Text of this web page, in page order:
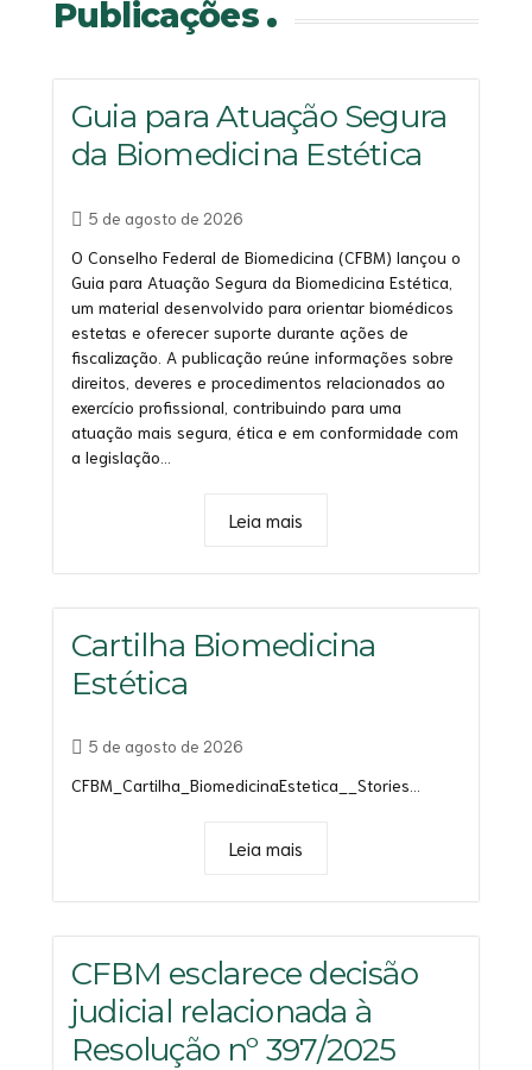
Publicações
Guia para Atuação Segura
da Biomedicina Estética
5 de agosto de 2026
O Conselho Federal de Biomedicina (CFBM) lançou o
Guia para Atuação Segura da Biomedicina Estética,
um material desenvolvido para orientar biomédicos
estetas e oferecer suporte durante ações de
fiscalização. A publicação reúne informações sobre
direitos, deveres e procedimentos relacionados ao
exercício profissional, contribuindo para uma
atuação mais segura, ética e em conformidade com
a legislação...
Leia mais
Cartilha Biomedicina
Estética
5 de agosto de 2026
CFBM_Cartilha_BiomedicinaEstetica__Stories...
Leia mais
CFBM esclarece decisão
judicial relacionada à
Resolução nº 397/2025